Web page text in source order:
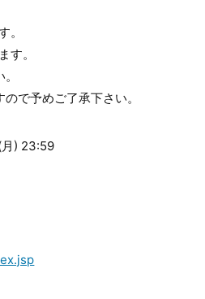
。
す。
で予めご了承下さい。
月) 23:59